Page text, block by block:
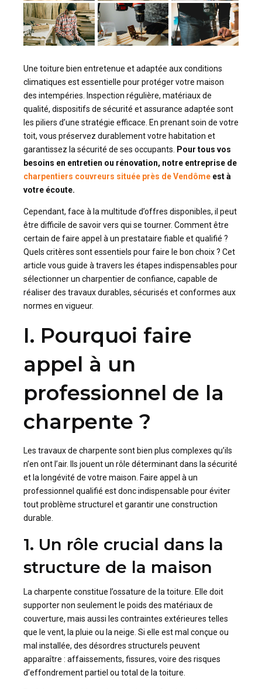
Une toiture bien entretenue et adaptée aux conditions
climatiques est essentielle pour protéger votre maison
des intempéries. Inspection régulière, matériaux de
qualité, dispositifs de sécurité et assurance adaptée sont
les piliers d’une stratégie efficace. En prenant soin de votre
toit, vous préservez durablement votre habitation et
garantissez la sécurité de ses occupants.
Pour tous vos
besoins en entretien ou rénovation, notre entreprise de
charpentiers couvreurs située près de Vendôme est à
votre écoute.
Cependant, face à la multitude d’offres disponibles, il peut
être difficile de savoir vers qui se tourner. Comment être
certain de faire appel à un prestataire fiable et qualifié ?
Quels critères sont essentiels pour faire le bon choix ? Cet
article vous guide à travers les étapes indispensables pour
sélectionner un charpentier de confiance, capable de
réaliser des travaux durables, sécurisés et conformes aux
normes en vigueur.
I. Pourquoi faire
appel à un
professionnel de la
charpente ?
Les travaux de charpente sont bien plus complexes qu’ils
n’en ont l’air. Ils jouent un rôle déterminant dans la sécurité
et la longévité de votre maison. Faire appel à un
professionnel qualifié est donc indispensable pour éviter
tout problème structurel et garantir une construction
durable.
1. Un rôle crucial dans la
structure de la maison
La charpente constitue l’ossature de la toiture. Elle doit
supporter non seulement le poids des matériaux de
couverture, mais aussi les contraintes extérieures telles
que le vent, la pluie ou la neige. Si elle est mal conçue ou
mal installée, des désordres structurels peuvent
apparaître : affaissements, fissures, voire des risques
d’effondrement partiel ou total de la toiture.